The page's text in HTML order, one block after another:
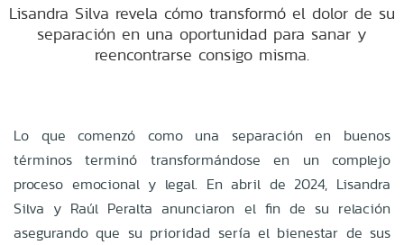
Lisandra Silva revela cómo transformó el dolor de su
separación en una oportunidad para sanar y
reencontrarse consigo misma.
Lo que comenzó como una separación en buenos
términos terminó transformándose en un complejo
proceso emocional y legal. En abril de 2024, Lisandra
Silva y Raúl Peralta anunciaron el fin de su relación
asegurando que su prioridad sería el bienestar de sus